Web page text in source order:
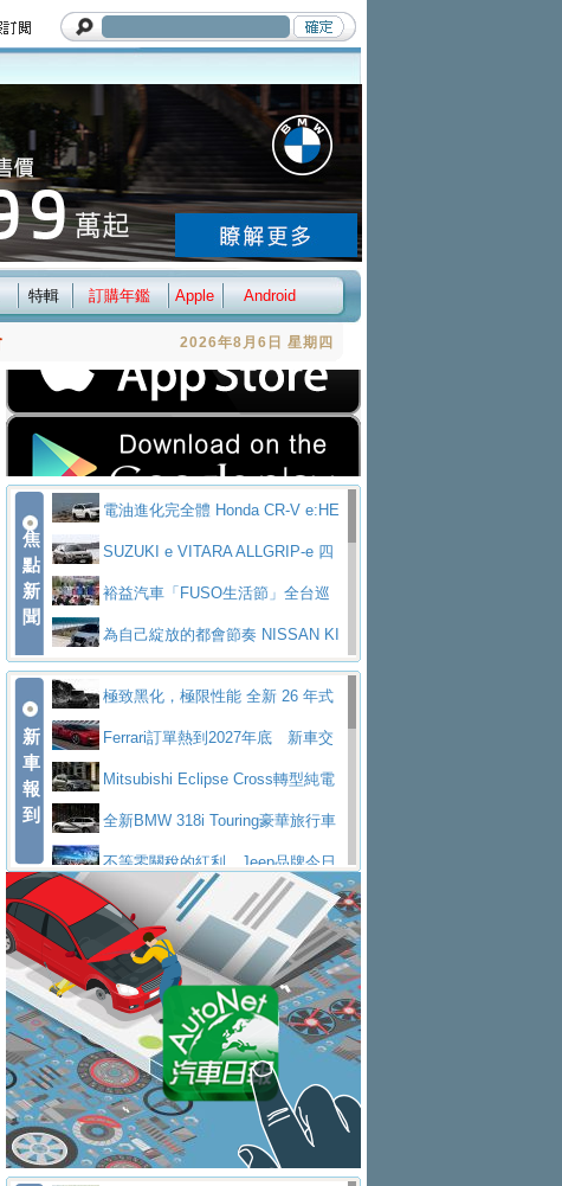
特輯 訂購年鑑 Apple Android
2026年8月6日 星期四
焦
點
新
聞
電油進化完全體 Honda CR-V e:HE
V PrestigeSUZUKI e VITARA ALLGRIP-e 四
驅精神的純電新詮釋
裕益汽車「FUSO生活節」全台巡
迴 結合生活體驗、交通安全與購車優惠
為自己綻放的都會節奏 NISSAN KI
CKS SAKURA為品味獨具層峰買家打造的頂級座
駕，MAZDA CX-90 33T AWD Premium Ca
ptain Seat
EV
技的座駕! Ford Territory中型油電休旅
SO Super Great今日在台登場，結合先進安
全輔助科技
ntis四品牌經銷權，全新多品牌旗艦展示中
心開幕啟用
屏東特搜大隊再添新利器 SITRAK
救助器材車買氣不衰、SUZUKI經銷商勇於開啟
全新大店，新北都鈴木占地500坪土城旗艦
展示中心開幕
2025第七屆ISUZU運轉職人挑戰賽
熱血登場 展現極致車技與專業職人精神
H2GP世界總決賽圓滿落幕 台灣團
隊表現精彩淨零減碳指標性應用 純電動水泥預
拌車 消防車除了滅火裝備還需要什麼？
一探SITRAK “準” 消防車的究竟
大益金龍初試啼聲，汽柴油5噸貨車
不是對手正宗年鑑2025年全球自動車年鑑1月
新
車
報
到
極致黑化，極限性能 全新 26 年式
DEFENDER OCTA BLACK 限量登台
Ferrari訂單熱到2027年底 新車交
付至少得等一年以上
Mitsubishi Eclipse Cross轉型純電
休旅 87kWh電池續航超過600公里
全新BMW 318i Touring豪華旅行車
全台限量200台 進化現型
不等零關稅的紅利，Jeep品牌今日
起展開首批車交車
Volvo EX60 即將叩關，靜肅性、底
盤與數位介面搶先揭露
Audi Q9 將於 2026 年底上市 旗艦
大型 SUV 鎖定七人座豪華市場
BMW攜手漫威電影【蜘蛛人：重生
日】 Skoda 發表全新 Peaq 內裝：七人
座純電旗艦 SUV，行李廂最大可達 935 公
升
全新純電 Mercedes-Benz C 400 4
MATIC Electric 登場
奢華與科技大躍進，MAZDA全新3
代CX-5全方位進化提前亮相並展開預售94.9
馬自達公布 2027 年式 MX-5 更